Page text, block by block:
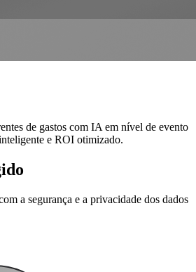
de gastos com IA em nível de evento
e ROI otimizado.
a segurança e a privacidade dos dados